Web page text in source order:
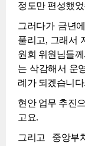
정도만 편성했
그러다가 금년
풀리고, 그래서
원회 위원님들
는 삭감해서 운
례가 되겠습니다.
현안 업무 추진
고요.
그리고 중앙부